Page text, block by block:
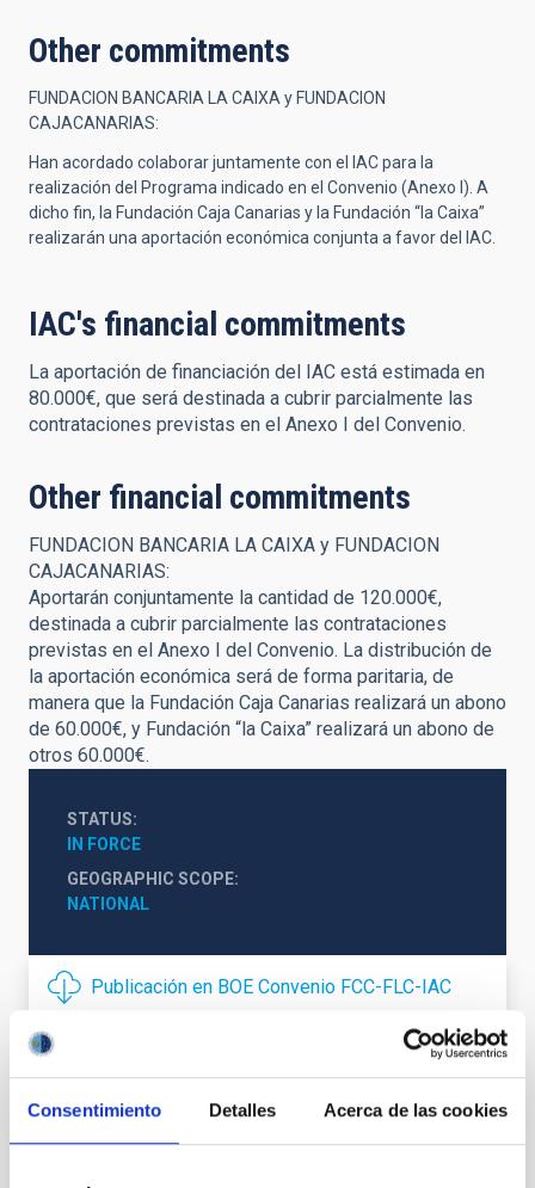
Consentimiento Detalles Acerca de las cookies
Other commitments
FUNDACION BANCARIA LA CAIXA y FUNDACION
CAJACANARIAS:
Han acordado colaborar juntamente con el IAC para la
realización del Programa indicado en el Convenio (Anexo I). A
dicho fin, la Fundación Caja Canarias y la Fundación “la Caixa”
realizarán una aportación económica conjunta a favor del IAC.
IAC's financial commitments
La aportación de financiación del IAC está estimada en
80.000€, que será destinada a cubrir parcialmente las
contrataciones previstas en el Anexo I del Convenio.
Other financial commitments
FUNDACION BANCARIA LA CAIXA y FUNDACION
CAJACANARIAS:
Aportarán conjuntamente la cantidad de 120.000€,
destinada a cubrir parcialmente las contrataciones
previstas en el Anexo I del Convenio. La distribución de
la aportación económica será de forma paritaria, de
manera que la Fundación Caja Canarias realizará un abono
de 60.000€, y Fundación “la Caixa” realizará un abono de
otros 60.000€.
STATUS
IN FORCE
GEOGRAPHIC SCOPE
NATIONAL
Publicación en BOE Convenio FCC-FLC-IAC
Financing
logo